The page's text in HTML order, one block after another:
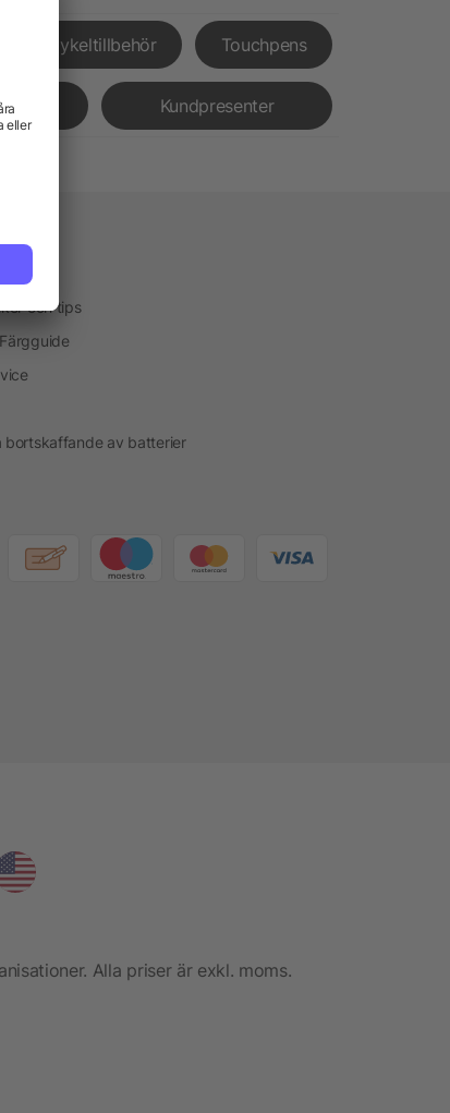
Cykeltillbehör Touchpens
Kundpresenter
och tips
bortskaffande av batterier
Alla priser är exkl. moms.